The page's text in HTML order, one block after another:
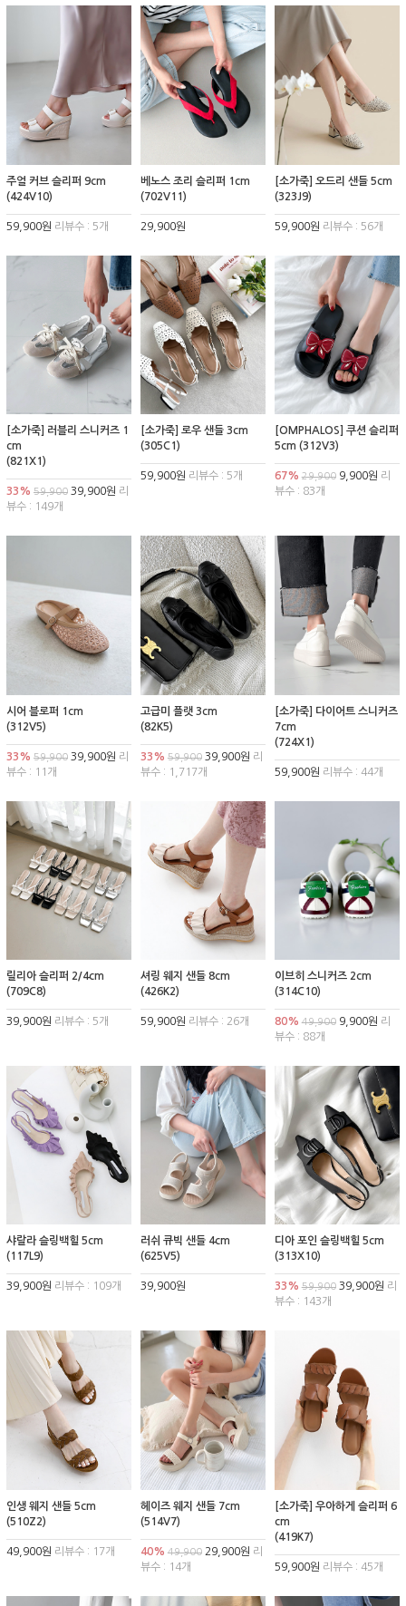
주얼 커브 슬리퍼 9cm
(424V10)
59,900원 리뷰수 : 5개
베노스 조리 슬리퍼 1cm
(702V11)
29,900원
[소가죽] 오드리 샌들 5cm
(323J9)
59,900원 리뷰수 : 56개
[소가죽] 러블리 스니커즈 1
cm
(821X1)
33% 59,900 39,900원 리
뷰수 : 149개
[소가죽] 로우 샌들 3cm
(305C1)
59,900원 리뷰수 : 5개
[OMPHALOS] 쿠션 슬리퍼
5cm (312V3)
67% 29,9009,900원 리
뷰수 : 83개
시어 블로퍼 1cm
(312V5)
33% 59,900 39,900원 리
뷰수 : 11개
고급미 플랫 3cm
(82K5)
33% 59,90039,900원 리
뷰수 : 1,717개
[소가죽] 다이어트 스니커즈
7cm
(724X1)
59,900원 리뷰수 : 44개
릴리아 슬리퍼 2/4cm
(709C8)
39,900원 리뷰수 : 5개
셔링 웨지 샌들 8cm
(426K2)
59,900원 리뷰수 : 26개
이브히 스니커즈 2cm
(314C10)
80% 49,9009,900원 리
뷰수 : 88개
샤랄라 슬링백힐 5cm
(117L9)
39,900원 리뷰수 : 109개
러쉬 큐빅 샌들 4cm
(625V5)
39,900원
디아 포인 슬링백힐 5cm
(313X10)
33% 59,90039,900원 리
뷰수 : 143개
인생 웨지 샌들 5cm
(510Z2)
49,900원 리뷰수 : 17개
헤이즈 웨지 샌들 7cm
(514V7)
40% 49,90029,900원 리
뷰수 : 14개
[소가죽] 우아하게 슬리퍼 6
cm
(419K7)
59,900원 리뷰수 : 45개